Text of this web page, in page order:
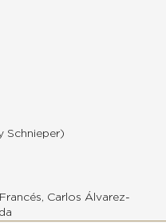
Schnieper)
Carlos Álvarez-